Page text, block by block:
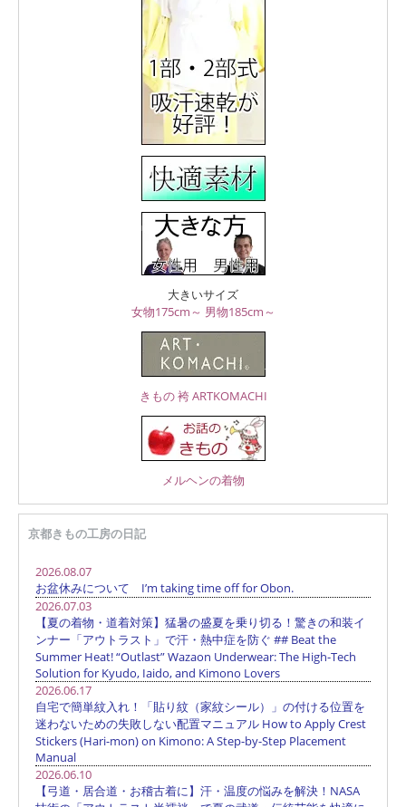
大きいサイズ
女物175cm～ 男物185cm～
きもの 袴 ARTKOMACHI
メルヘンの着物
京都きもの工房の日記